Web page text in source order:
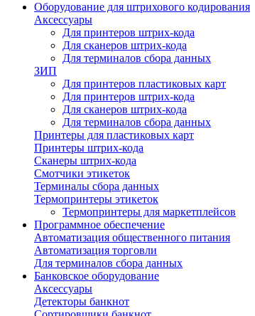
Оборудование для штрихового кодирования
Аксессуары
Для принтеров штрих-кода
Для сканеров штрих-кода
Для терминалов сбора данных
ЗИП
Для принтеров пластиковых карт
Для принтеров штрих-кода
Для сканеров штрих-кода
Для терминалов сбора данных
Принтеры для пластиковых карт
Принтеры штрих-кода
Сканеры штрих-кода
Смотчики этикеток
Терминалы сбора данных
Термопринтеры этикеток
Термопринтеры для маркетплейсов
Программное обеспечение
Автоматизация общественного питания
Автоматизация торговли
Для терминалов сбора данных
Банковское оборудование
Аксессуары
Детекторы банкнот